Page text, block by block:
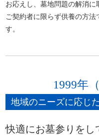
お応えし、墓地問題の解消
ご契約者に限らず供養の方
す。
1999年
地域のニーズに応じ
快適にお墓参りをし